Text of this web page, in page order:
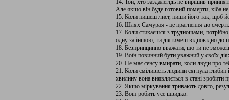
14. Той, хто заздалегідь не вирішив
Але якщо він буде готовий померти, хіба
15. Коли пишеш лист, пиши його так, щоб
16. Шлях Самурая - це прагнення до
17. Коли стикаєшся з труднощами,
одну за іншою, ти діятимеш відповідно
18. Безпринципно вважати, що ти не
19. Воїн повинний бути уважний у своїх
20. Не має сенсу вмирати, коли люди про
21. Коли сміливість людини сягнула глибин
хвилину вона виявляється в стані зробити
22. Якщо міркування тривають довго,
23. Воїн робить усе швидко.